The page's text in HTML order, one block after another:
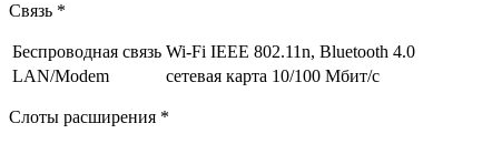
Связь *
Беспроводная связь Wi-Fi IEEE 802.11n, Bluetooth 4.0
LAN/Modem
сетевая карта 10/100 Мбит/c
Слоты расширения *